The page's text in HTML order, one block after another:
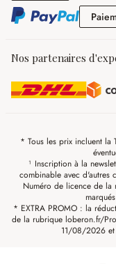
Nos partenaires
* Tous les prix incluent la
¹ Inscription à la
combinable avec d'autres
Numéro de licence de la
* EXTRA PROMO : la
de la rubrique loberon.fr/
11/08/2026 et